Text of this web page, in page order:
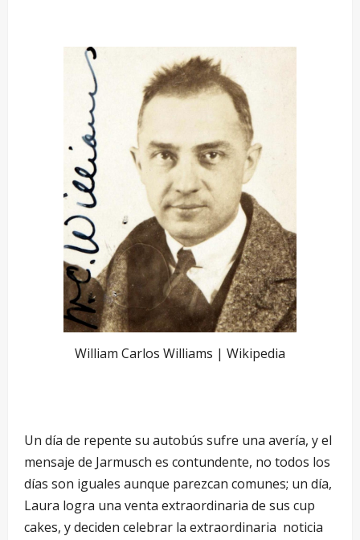
William Carlos Williams | Wikipedia
Un día de repente su autobús sufre una avería, y el
mensaje de Jarmusch es contundente, no todos los
días son iguales aunque parezcan comunes; un día,
Laura logra una venta extraordinaria de sus cup
cakes, y deciden celebrar la extraordinaria noticia